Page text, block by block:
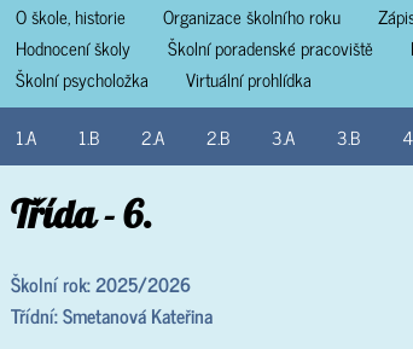
O škole, historie Organizace školního roku
Hodnocení školy
Školní poradenské pracoviště
Školní psycholožka
Virtuální prohlídka
1.A 1.B 2.A 2.B 3.A 3.B
Třída - 6.
Školní rok: 2025/2026
Třídní: Smetanová Kateřina